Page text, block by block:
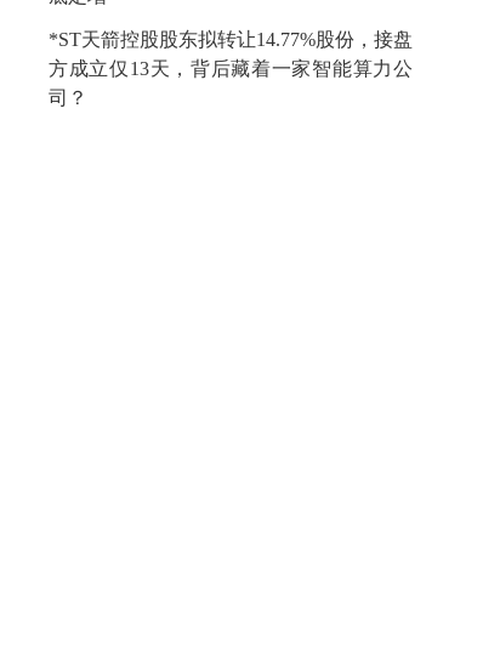
*ST天箭控股股东拟转让14.77%股份，接盘
方成立仅13天，背后藏着一家智能算力公
司？